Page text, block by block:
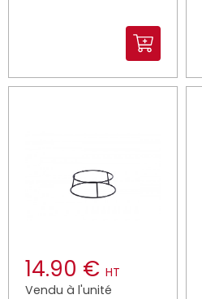
14.90 € HT
Vendu à l'unité